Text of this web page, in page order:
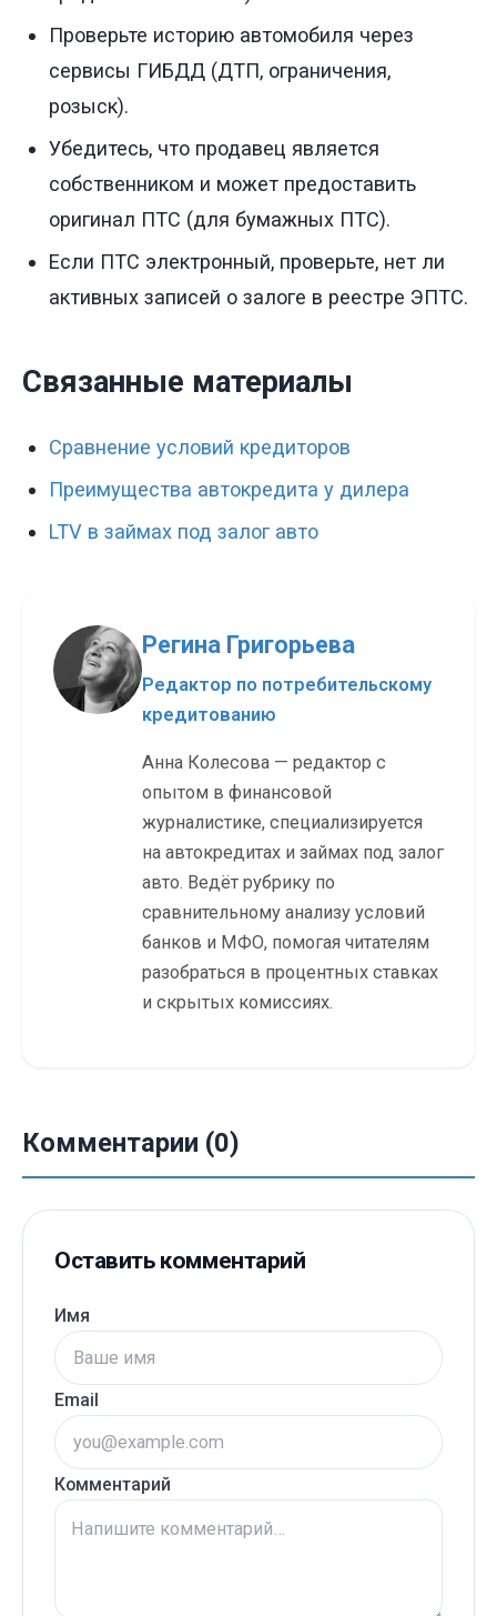
Проверьте историю автомобиля через
сервисы ГИБДД (ДТП, ограничения,
розыск).
Убедитесь, что продавец является
собственником и может предоставить
оригинал ПТС (для бумажных ПТС).
Если ПТС электронный, проверьте, нет ли
активных записей о залоге в реестре ЭПТС.
Связанные материалы
Сравнение условий кредиторов
Преимущества автокредита у дилера
LTV в займах под залог авто
Регина Григорьева
Редактор по потребительскому
кредитованию
Анна Колесова — редактор с
опытом в финансовой
журналистике, специализируется
на автокредитах и займах под залог
авто. Ведёт рубрику по
сравнительному анализу условий
банков и МФО, помогая читателям
разобраться в процентных ставках
и скрытых комиссиях.
Комментарии (0)
Оставить комментарий
Имя
Email
Комментарий